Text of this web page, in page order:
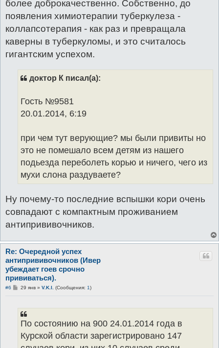
более доброкачественно. Собственно, до
появления химиотерапии туберкулеза -
коллапсотерапия - как раз и превращала
каверны в туберкуломы, и это считалось
гигантским успехом.
доктор К писал(а):
Гость №9581
20.01.2014, 6:19
при чем тут верующие? мы были привиты но
это не помешало всем детям из нашего
подьезда переболеть корью и ничего, чего из
мухи слона раздуваете?
Ну почему-то последние вспышки кори очень
совпадают с компактным проживанием
антипрививочников.
Re: Очередной успех
антипрививочников (Ивер
убеждает гоев срочно
прививаться).
#6
С
щ
е
н
и
е
29 янв» V.K.I. (Сообщения: 1)
По состоянию на 900 24.01.2014 года в
Курской области зарегистрировано 147